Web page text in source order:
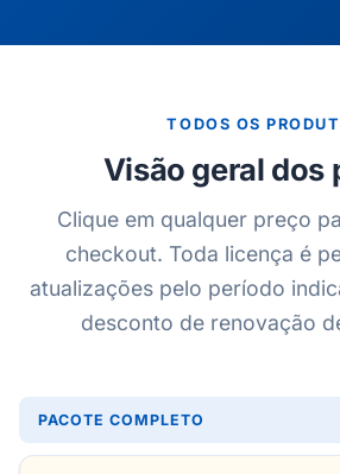
TODOS OS
Visão geral dos
Clique em qualquer preço
checkout. Toda licença é
atualizações pelo período
desconto de renovação
PACOTE COMPLETO